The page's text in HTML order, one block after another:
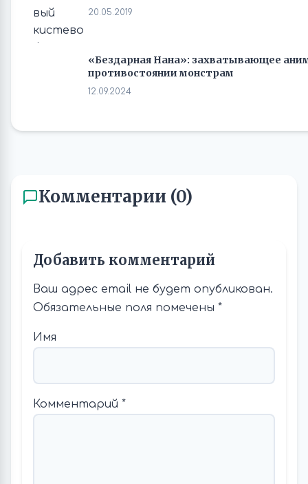
20.05.2019
«Бездарная Нана»: захватывающее
противостоянии монстрам
12.09.2024
Комментарии (0)
Добавить комментарий
Ваш адрес email не будет опубликован.
Обязательные поля помечены *
Имя
Комментарий *